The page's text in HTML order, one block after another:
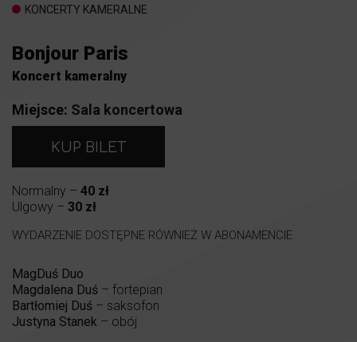
KONCERTY KAMERALNE
Bonjour Paris
Koncert kameralny
Miejsce: Sala koncertowa
KUP BILET
Normalny – 40 zł
Ulgowy – 30 zł
WYDARZENIE DOSTĘPNE RÓWNIEŻ W ABONAMENCIE
MagDuś Duo
Magdalena Duś – fortepian
Bartłomiej Duś – saksofon
Justyna Stanek – obój